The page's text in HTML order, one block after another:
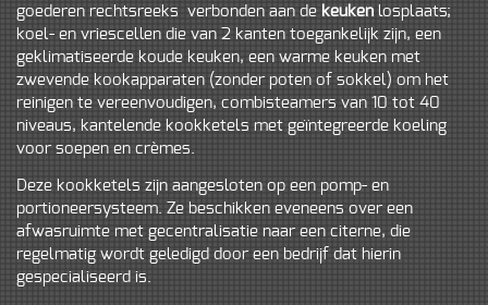
goederen rechtsreeks verbonden aan de keuken losplaats;
koel- en vriescellen die van 2 kanten toegankelijk zijn, een
geklimatiseerde koude keuken, een warme keuken met
zwevende kookapparaten (zonder poten of sokkel) om het
reinigen te vereenvoudigen, combisteamers van 10 tot 40
niveaus, kantelende kookketels met geïntegreerde koeling
voor soepen en crèmes.
Deze kookketels zijn aangesloten op een pomp- en
portioneersysteem. Ze beschikken eveneens over een
afwasruimte met gecentralisatie naar een citerne, die
regelmatig wordt geledigd door een bedrijf dat hierin
gespecialiseerd is.